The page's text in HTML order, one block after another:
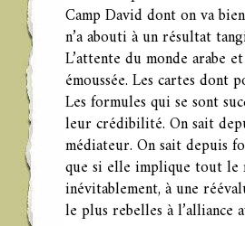
Camp David dont on va
n’a abouti à un résultat
L’attente du monde arabe
émoussée. Les cartes dont
Les formules qui se sont
leur crédibilité. On sait
médiateur. On sait depuis
que si elle implique tout le
inévitablement, à une
le plus rebelles à l’alliance